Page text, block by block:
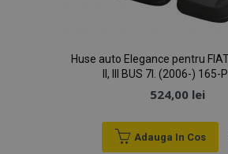
Huse auto Elegance pentru
II, III BUS 7l. (2006-) 165-
524,00 lei
Adauga In Cos